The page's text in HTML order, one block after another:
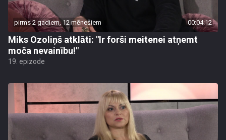
pirms 2 gadiem, 12 mēnešiem 00:04:12
Miks Ozoliņš atklāti: "Ir forši meitenei atņemt
moča nevainību!"
19. epizode